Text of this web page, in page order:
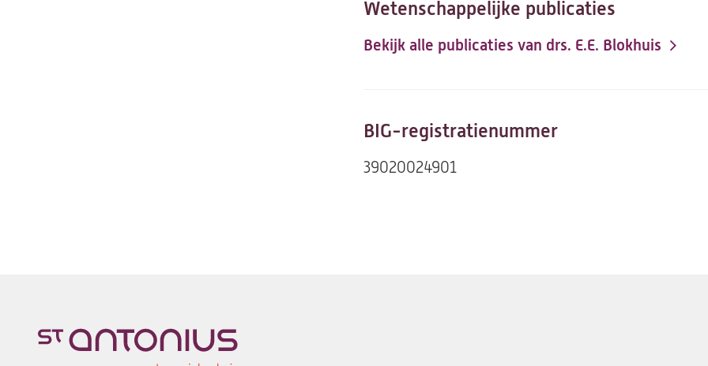
Wetenschappelijke publicaties
Bekijk alle publicaties van drs. E.E. Blokhuis
(opent
nieuwe
BIG-registratienummer
39020024901